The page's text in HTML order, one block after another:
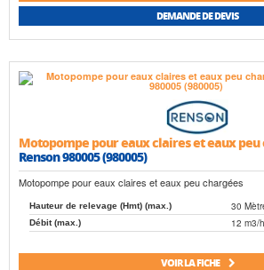
DEMANDE DE DEVIS
Motopompe pour eaux claires et eaux peu
Renson 980005 (980005)
Motopompe pour eaux claires et eaux peu chargées
Hauteur de relevage (Hmt) (max.) 30
Débit (max.) 12 m3/h
VOIR LA FICHE